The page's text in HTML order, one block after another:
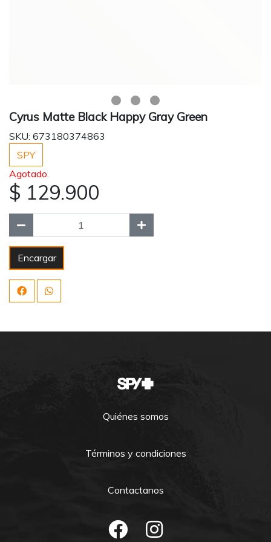
Cyrus Matte Black Happy Gray Green
SKU: 673180374863
SPY
Agotado.
$ 129.900
Encargar
Quiénes somos
Términos y condiciones
Contactanos